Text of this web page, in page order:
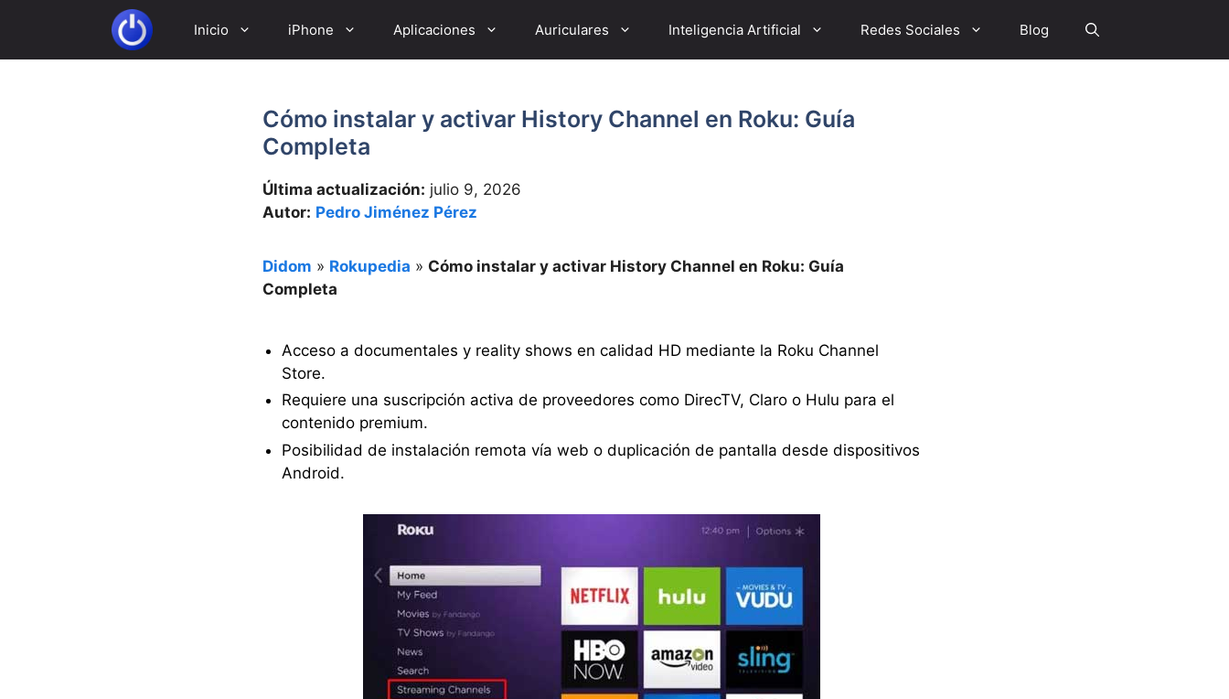
contenido
Inicio iPhone Aplicaciones Auriculares Inteligencia Artificial Redes Sociales Blog
Cómo instalar y activar History Channel en Roku: Guía
Completa
Última actualización: julio 9, 2026
Autor: Pedro Jiménez Pérez
Didom » Rokupedia » Cómo instalar y activar History Channel en Roku: Guía
Completa
Acceso a documentales y reality shows en calidad HD mediante la Roku Channel
Store.
Requiere una suscripción activa de proveedores como DirecTV, Claro o Hulu para el
contenido premium.
Posibilidad de instalación remota vía web o duplicación de pantalla desde dispositivos
Android.